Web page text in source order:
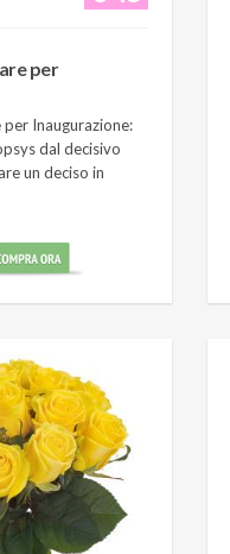
per
Inaugurazione:
dal decisivo
un deciso in